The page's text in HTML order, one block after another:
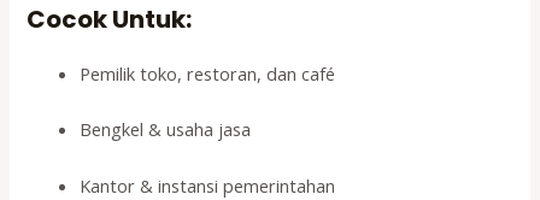
Cocok Untuk:
Pemilik toko, restoran, dan café
Bengkel & usaha jasa
Kantor & instansi pemerintahan